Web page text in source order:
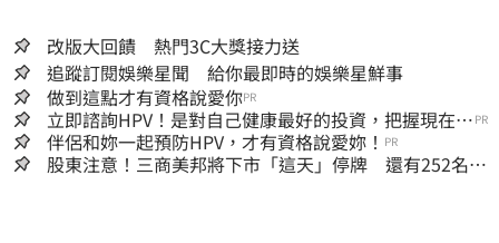
改版大回饋 熱門3C大獎接力送
追蹤訂閱娛樂星聞 給你最即時的娛樂星鮮事
做到這點才有資格說愛你PR
立即諮詢HPV！是對自己健康最好的投資，把握現在不
嫌晚！
PR
伴侶和妳一起預防HPV，才有資格說愛妳！ PR
股東注意！三商美邦將下市「這天」停牌 還有252名千